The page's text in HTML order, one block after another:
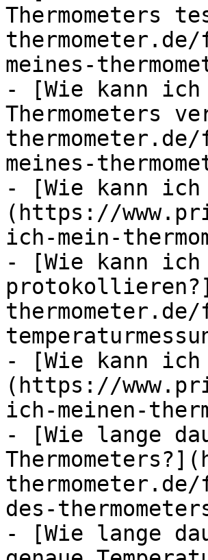
Thermometers
meines-
- [Wie kann ich
Thermometers
meines-
- [Wie kann ich
(https://
ich-mein-
- [Wie kann ich
- [Wie kann ich
(https://
ich-meinen-
- [Wie lange
des-
- [Wie lange